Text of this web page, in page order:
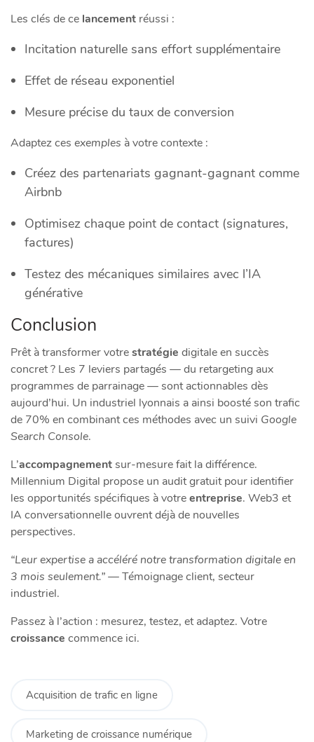
Les clés de ce lancement réussi :
Incitation naturelle sans effort supplémentaire
Effet de réseau exponentiel
Mesure précise du taux de conversion
Adaptez ces exemples à votre contexte :
Créez des partenariats gagnant-gagnant comme
Airbnb
Optimisez chaque point de contact (signatures,
factures)
Testez des mécaniques similaires avec l’IA
générative
Conclusion
Prêt à transformer votrestratégie digitale en succès
concret ? Les 7 leviers partagés — du retargeting aux
programmes de parrainage — sont actionnables dès
aujourd’hui. Un industriel lyonnais a ainsi boosté son trafic
de 70% en combinant ces méthodes avec un suivi Google
Search Console.
L’accompagnementsur-mesure fait la différence.
Millennium Digital propose un audit gratuit pour identifier
les opportunités spécifiques à votreentreprise. Web3 et
IA conversationnelle ouvrent déjà de nouvelles
perspectives.
“Leur expertise a accéléré notre transformation digitale en
3 mois seulement.”— Témoignage client, secteur
industriel.
Passez à l’action : mesurez, testez, et adaptez. Votre
croissance commence ici.
Acquisition de trafic en ligne
Marketing de croissance numérique